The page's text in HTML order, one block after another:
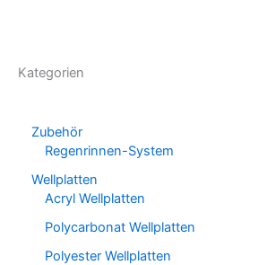
Kategorien
Zubehör
Regenrinnen-System
Wellplatten
Acryl Wellplatten
Polycarbonat Wellplatten
Polyester Wellplatten